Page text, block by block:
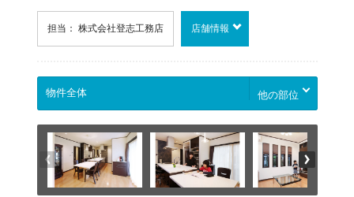
担当： 株式会社登志工務店 店舗情報
他の部位